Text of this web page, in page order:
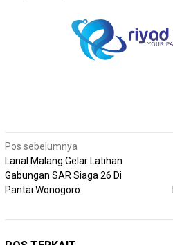
Navigasi
pos
Pos sebelumnya
Lanal Malang Gelar Latihan
Gabungan SAR Siaga 26 Di
Pantai Wonogoro